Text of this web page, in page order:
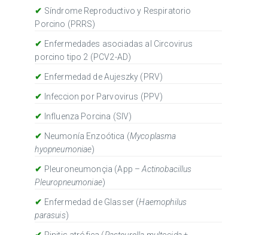
✔ Síndrome Reproductivo y Respiratorio
Porcino (PRRS)
✔ Enfermedades asociadas al Circovirus
porcino tipo 2 (PCV2-AD)
✔ Enfermedad de Aujeszky (PRV)
✔ Infeccion por Parvovirus (PPV)
✔ Influenza Porcina (SIV)
✔ Neumonía Enzoótica (Mycoplasma
hyopneumoniae)
✔ Pleuroneumonçia (App –Actinobacillus
Pleuropneumoniae)
✔ Enfermedad de Glasser (Haemophilus
parasuis)